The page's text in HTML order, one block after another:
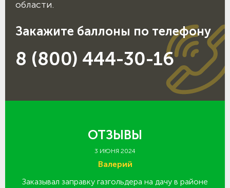
области.
Закажите баллоны по телефону
8 (800) 444-30-16
ОТЗЫВЫ
3 ИЮНЯ 2024
Валерий
Заказывал заправку газгольдера на дачу в районе